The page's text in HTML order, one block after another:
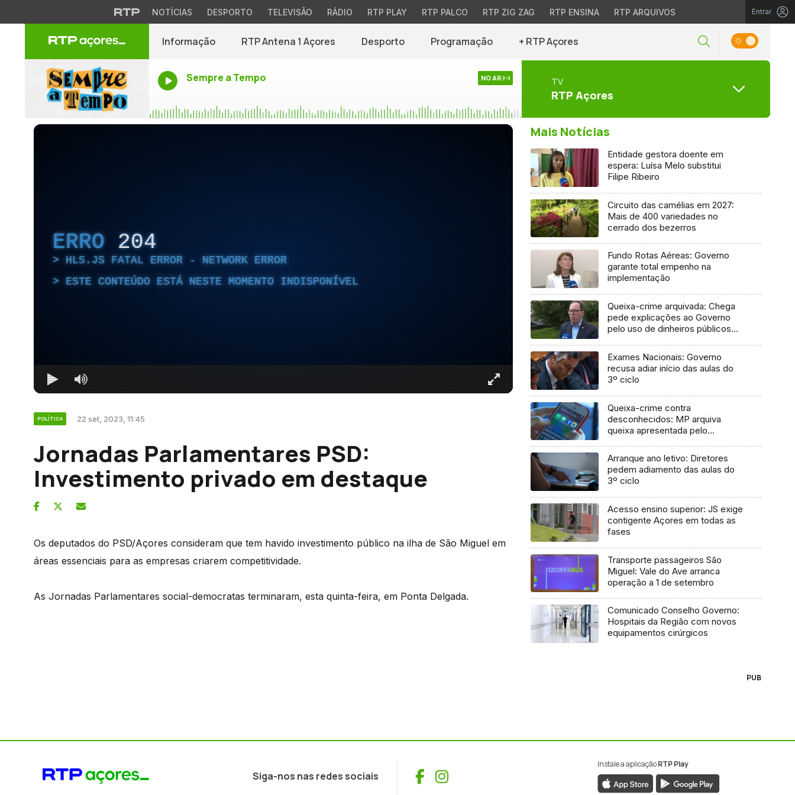
NOTÍCIAS DESPORTO TELEVISÃO RÁDIO RTP PLAY RTP PALCO RTP ZIG ZAG RTP ENSINA RTP ARQUIVOS Entrar
Informação RTP Antena 1 Açores Desporto Programação + RTP Açores
Sempre a Tempo NO AR TV
RTP Açores
ERRO 204
HLS.JS FATAL ERROR - NETWORK ERROR
ESTE CONTEÚDO ESTÁ NESTE MOMENTO INDISPONÍVEL
POLÍTICA 22 set, 2023, 11:45
Jornadas Parlamentares PSD:
Investimento privado em destaque
Os deputados do PSD/Açores consideram que tem havido investimento público na ilha de São Miguel em
áreas essenciais para as empresas criarem competitividade.
As Jornadas Parlamentares social-democratas terminaram, esta quinta-feira, em Ponta Delgada.
Mais Notícias
Entidade gestora doente em
espera: Luísa Melo substitui
Filipe Ribeiro
Circuito das camélias em 2027:
Mais de 400 variedades no
cerrado dos bezerros
Fundo Rotas Aéreas: Governo
garante total empenho na
implementação
Queixa-crime arquivada: Chega
pede explicações ao Governo
pelo uso de dinheiros públicos
Exames Nacionais: Governo
recusa adiar início das aulas do
3º ciclo
Queixa-crime contra
desconhecidos: MP arquiva
queixa apresentada pelo
Arranque ano letivo: Diretores
pedem adiamento das aulas do
3º ciclo
Acesso ensino superior: JS exige
contigente Açores em todas as
fases
Transporte passageiros São
Miguel: Vale do Ave arranca
operação a 1 de setembro
Comunicado Conselho Governo:
Hospitais da Região com novos
equipamentos cirúrgicos
PUB
Siga-nos nas redes sociais Facebook
Instagram
Instale a aplicaçãoRTP Play